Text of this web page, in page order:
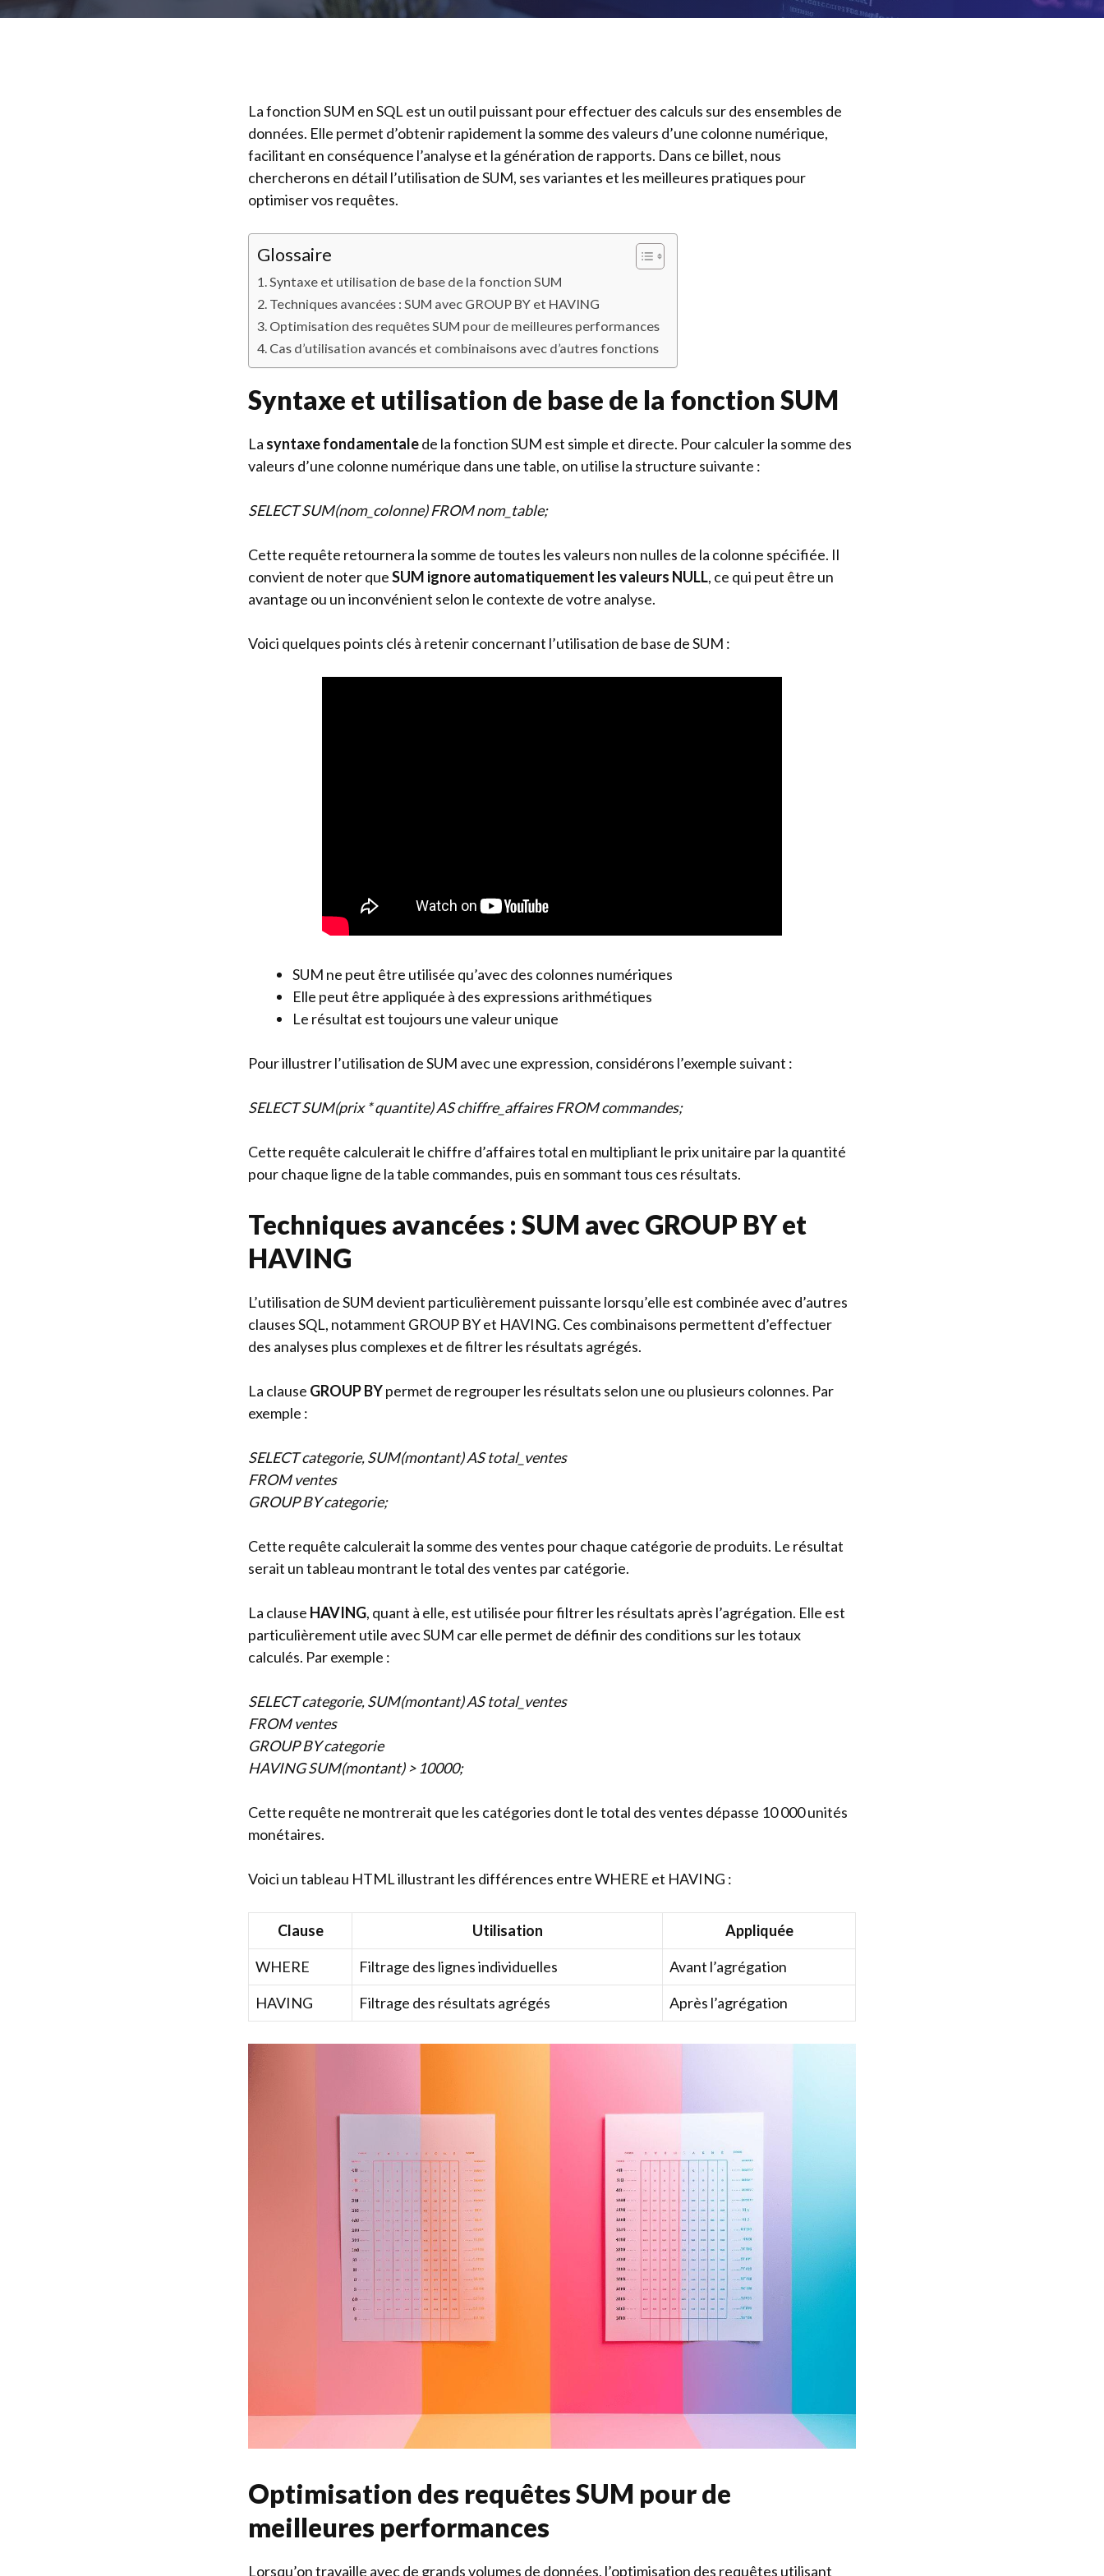
La fonction SUM en SQL est un outil puissant pour effectuer des calculs sur des ensembles de
données. Elle permet d’obtenir rapidement la somme des valeurs d’une colonne numérique,
facilitant en conséquence l’analyse et la génération de rapports. Dans ce billet, nous
chercherons en détail l’utilisation de SUM, ses variantes et les meilleures pratiques pour
optimiser vos requêtes.
Glossaire
Syntaxe et utilisation de base de la fonction SUM
Techniques avancées : SUM avec GROUP BY et HAVING
Optimisation des requêtes SUM pour de meilleures performances
Cas d’utilisation avancés et combinaisons avec d’autres fonctions
Syntaxe et utilisation de base de la fonction SUM
La syntaxe fondamentalede la fonction SUM est simple et directe. Pour calculer la somme des
valeurs d’une colonne numérique dans une table, on utilise la structure suivante :
SELECT SUM(nom_colonne) FROM nom_table;
Cette requête retournera la somme de toutes les valeurs non nulles de la colonne spécifiée. Il
convient de noter queSUM ignore automatiquement les valeurs NULL, ce qui peut être un
avantage ou un inconvénient selon le contexte de votre analyse.
Voici quelques points clés à retenir concernant l’utilisation de base de SUM :
SUM ne peut être utilisée qu’avec des colonnes numériques
Elle peut être appliquée à des expressions arithmétiques
Le résultat est toujours une valeur unique
Pour illustrer l’utilisation de SUM avec une expression, considérons l’exemple suivant :
SELECT SUM(prix * quantite) AS chiffre_affaires FROM commandes;
Cette requête calculerait le chiffre d’affaires total en multipliant le prix unitaire par la quantité
pour chaque ligne de la table commandes, puis en sommant tous ces résultats.
Techniques avancées : SUM avec GROUP BY et
HAVING
L’utilisation de SUM devient particulièrement puissante lorsqu’elle est combinée avec d’autres
clauses SQL, notamment GROUP BY et HAVING. Ces combinaisons permettent d’effectuer
des analyses plus complexes et de filtrer les résultats agrégés.
La clause GROUP BYpermet de regrouper les résultats selon une ou plusieurs colonnes. Par
exemple :
SELECT categorie, SUM(montant) AS total_ventes
FROM ventes
GROUP BY categorie;
Cette requête calculerait la somme des ventes pour chaque catégorie de produits. Le résultat
serait un tableau montrant le total des ventes par catégorie.
La clause HAVING, quant à elle, est utilisée pour filtrer les résultats après l’agrégation. Elle est
particulièrement utile avec SUM car elle permet de définir des conditions sur les totaux
calculés. Par exemple :
SELECT categorie, SUM(montant) AS total_ventes
FROM ventes
GROUP BY categorie
HAVING SUM(montant) > 10000;
Cette requête ne montrerait que les catégories dont le total des ventes dépasse 10 000 unités
monétaires.
Voici un tableau HTML illustrant les différences entre WHERE et HAVING :
Clause Utilisation
Appliquée
WHERE
Filtrage des lignes individuelles
Avant l’agrégation
HAVING
Filtrage des résultats agrégés Après l’agrégation
Optimisation des requêtes SUM pour de
meilleures performances
Lorsqu’on travaille avec de grands volumes de données, l’optimisation des requêtes utilisant